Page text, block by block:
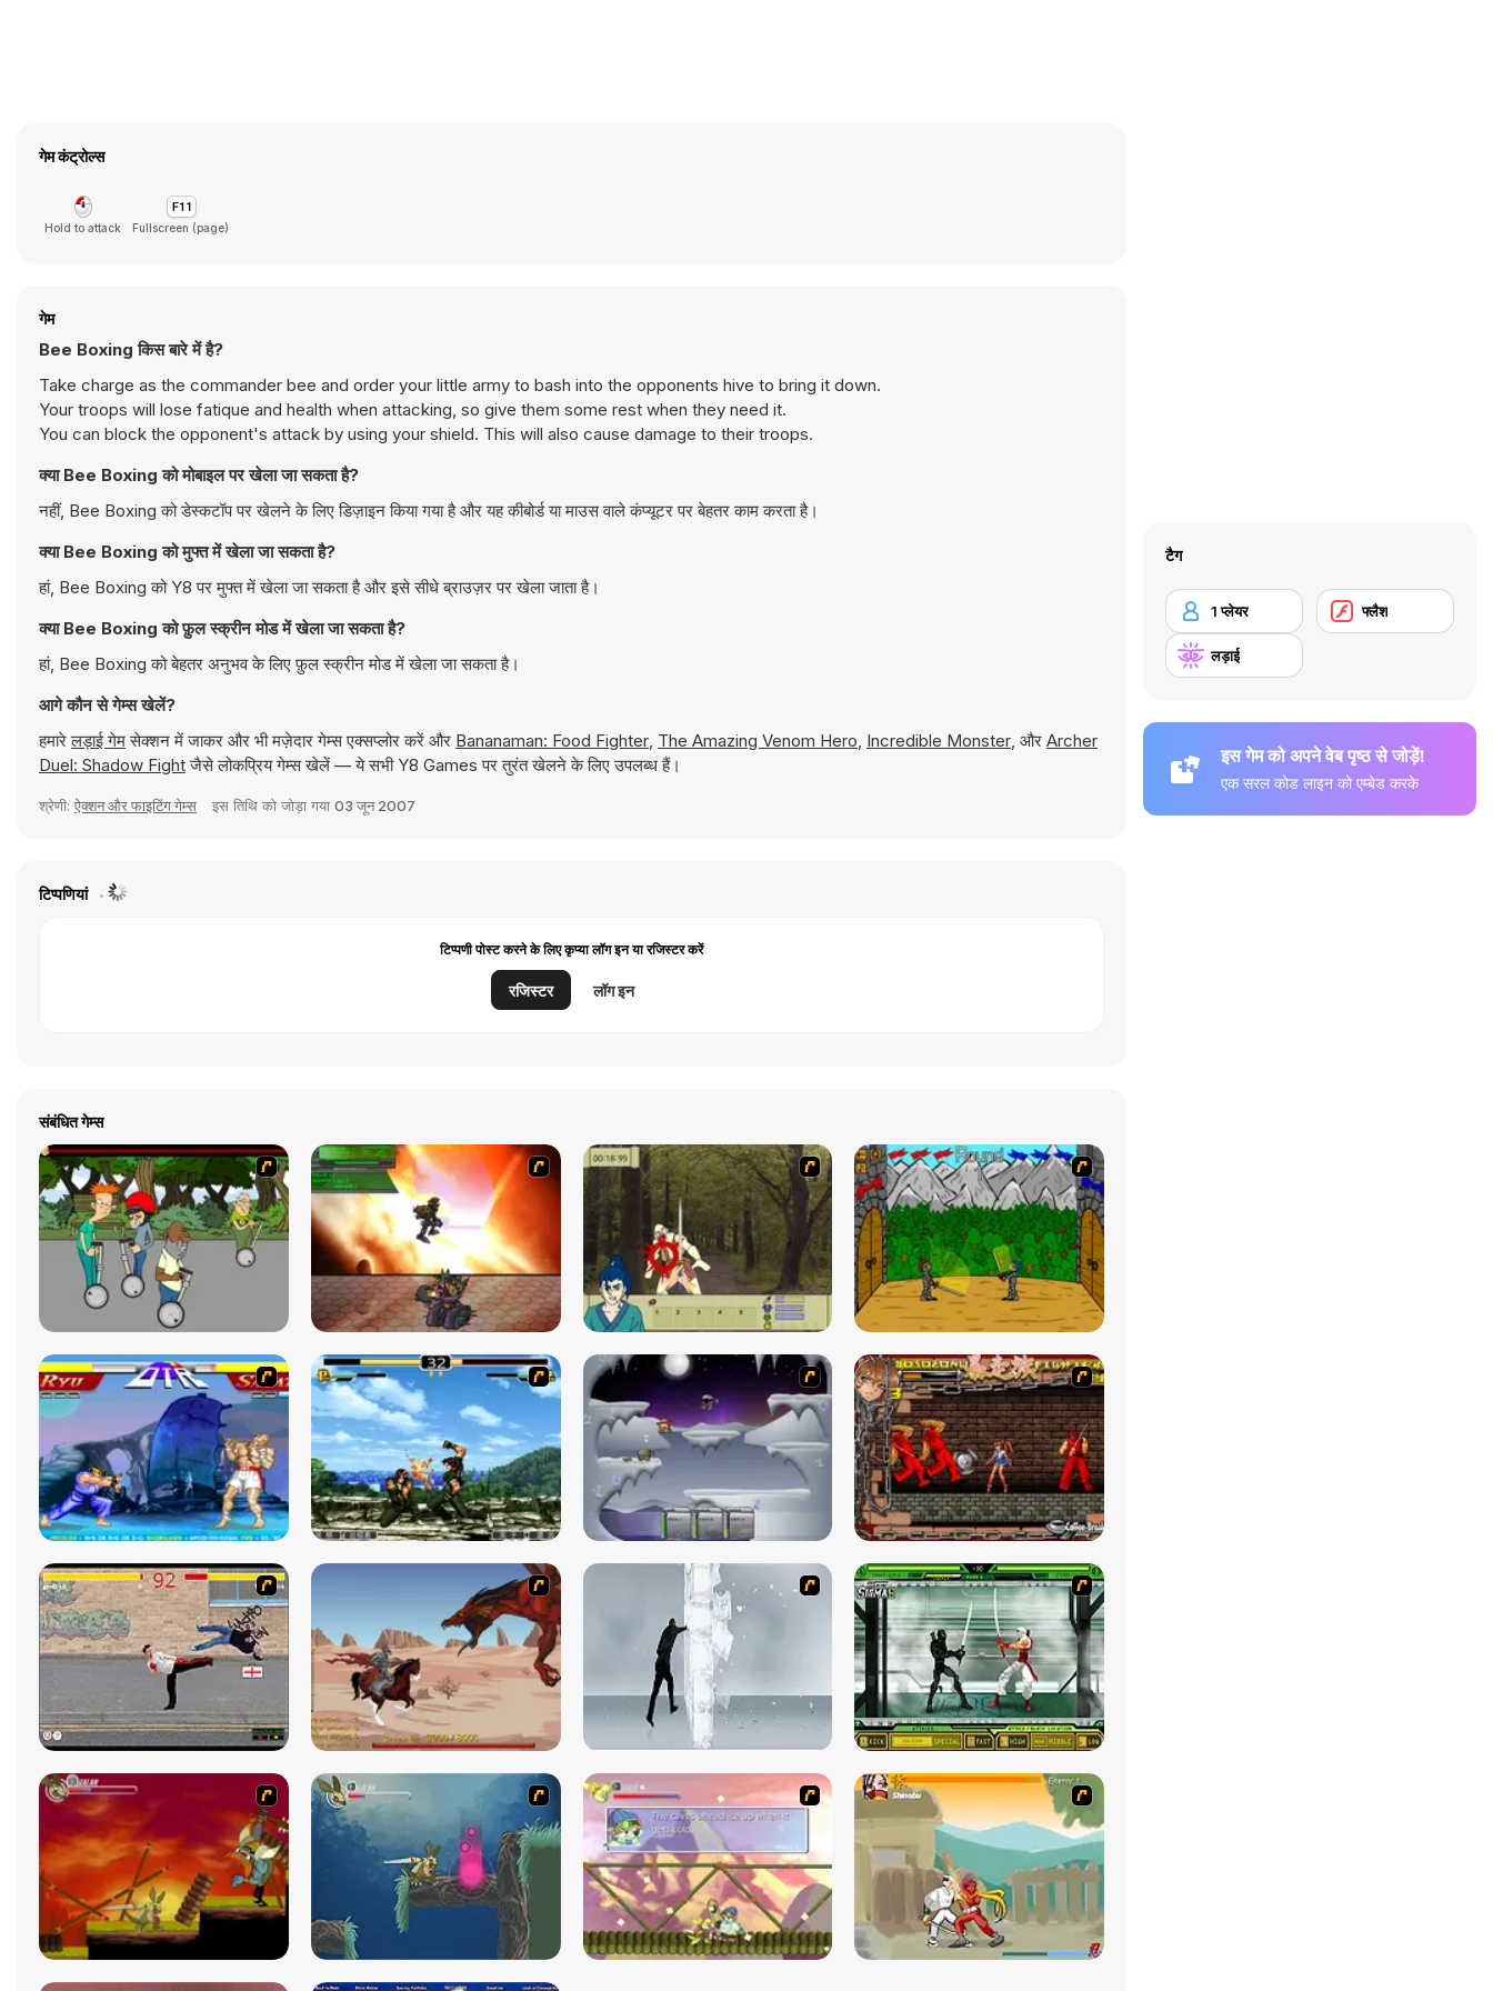
गेम कंट्रोल्स
Hold to attack Fullscreen (page)
गेम
Bee Boxing किस बारे में है?
Take charge as the commander bee and order your little army to bash into the opponents hive to bring it down.
Your troops will lose fatique and health when attacking, so give them some rest when they need it.
You can block the opponent's attack by using your shield. This will also cause damage to their troops.
क्या Bee Boxing को मोबाइल पर खेला जा सकता है?
नहीं, Bee Boxing को डेस्कटॉप पर खेलने के लिए डिज़ाइन किया गया है और यह कीबोर्ड या माउस वाले कंप्यूटर पर बेहतर काम करता है।
क्या Bee Boxing को मुफ्त में खेला जा सकता है?
हां, Bee Boxing को Y8 पर मुफ्त में खेला जा सकता है और इसे सीधे ब्राउज़र पर खेला जाता है।
क्या Bee Boxing को फ़ुल स्क्रीन मोड में खेला जा सकता है?
हां, Bee Boxing को बेहतर अनुभव के लिए फ़ुल स्क्रीन मोड में खेला जा सकता है।
आगे कौन से गेम्स खेलें?
हमारेलड़ाई गेमसेक्शन में जाकर और भी मज़ेदार गेम्स एक्सप्लोर करें और Bananaman: Food Fighter, The Amazing Venom Hero, Incredible Monster, और Archer
Duel: Shadow Fightजैसे लोकप्रिय गेम्स खेलें — ये सभी Y8 Games पर तुरंत खेलने के लिए उपलब्ध हैं।
श्रेणी: ऐक्शन और फाइटिंग गेम्स इस तिथि को जोड़ा गया 03 जून 2007
टिप्पणियां
टिप्पणी पोस्ट करने के लिए कृप्या लॉग इन या रजिस्टर करें
रजिस्टर लॉग इन
संबंधित गेम्स
टैग
1 प्लेयर फ्लैश
लड़ाई
इस गेम को अपने वेब पृष्ठ से जोड़ें!
एक सरल कोड लाइन को एम्बेड करके